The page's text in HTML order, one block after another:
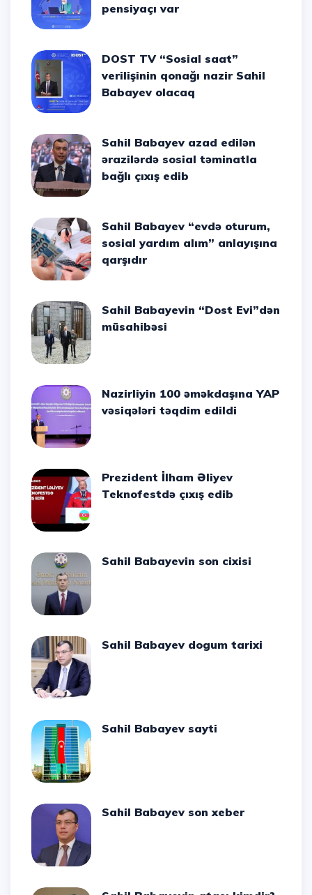
pensiyaçı var
DOST TV “Sosial saat”
verilişinin qonağı nazir Sahil
Babayev olacaq
Sahil Babayev azad edilən
ərazilərdə sosial təminatla
bağlı çıxış edib
Sahil Babayev “evdə oturum,
sosial yardım alım” anlayışına
qarşıdır
Sahil Babayevin “Dost Evi”dən
müsahibəsi
Nazirliyin 100 əməkdaşına YAP
vəsiqələri təqdim edildi
Prezident İlham Əliyev
Teknofestdə çıxış edib
Sahil Babayevin son cixisi
Sahil Babayev dogum tarixi
Sahil Babayev sayti
Sahil Babayev son xeber